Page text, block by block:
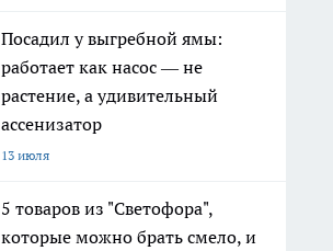
Посадил у выгребной ямы:
работает как насос — не
растение, а удивительный
ассенизатор
13 июля
5 товаров из "Светофора",
которые можно брать смело, и